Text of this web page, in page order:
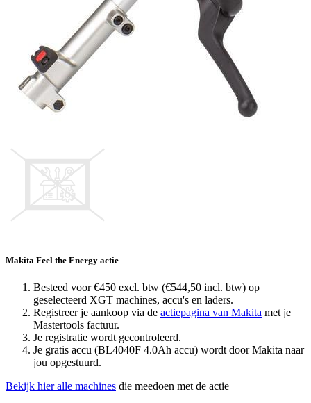
Makita Feel the Energy actie
Besteed voor €450 excl. btw (€544,50 incl. btw) op
geselecteerd XGT machines, accu's en laders.
Registreer je aankoop via de actiepagina van Makita met je
Mastertools factuur.
Je registratie wordt gecontroleerd.
Je gratis accu (BL4040F 4.0Ah accu) wordt door Makita naar
jou opgestuurd.
Bekijk hier alle machines die meedoen met de actie